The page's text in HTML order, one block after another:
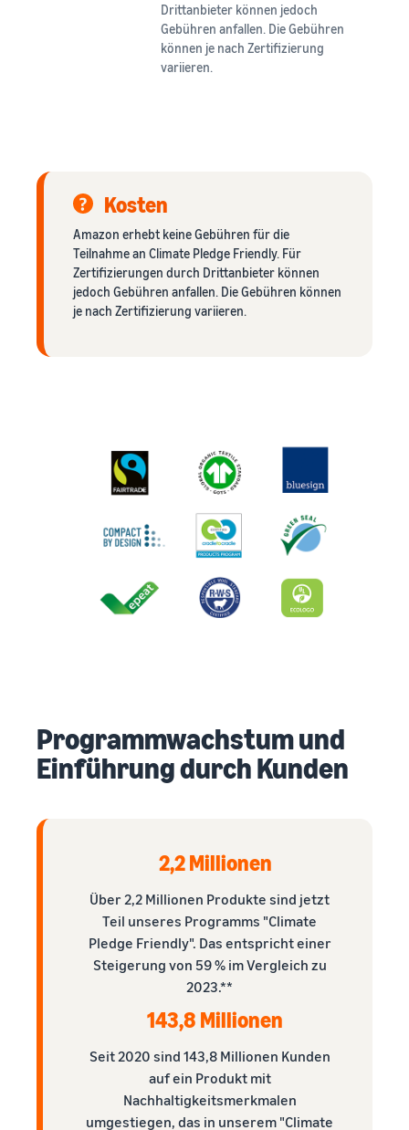
Drittanbieter können jedoch
Gebühren anfallen. Die Gebühren
können je nach Zertifizierung
variieren.
Kosten
Amazon erhebt keine Gebühren für die
Teilnahme an Climate Pledge Friendly. Für
Zertifizierungen durch Drittanbieter können
jedoch Gebühren anfallen. Die Gebühren können
je nach Zertifizierung variieren.
Programmwachstum und
Einführung durch Kunden
2,2 Millionen
Über 2,2 Millionen Produkte sind jetzt
Teil unseres Programms "Climate
Pledge Friendly". Das entspricht einer
Steigerung von 59 % im Vergleich zu
2023.**
143,8 Millionen
Seit 2020 sind 143,8 Millionen Kunden
auf ein Produkt mit
Nachhaltigkeitsmerkmalen
umgestiegen, das in unserem "Climate